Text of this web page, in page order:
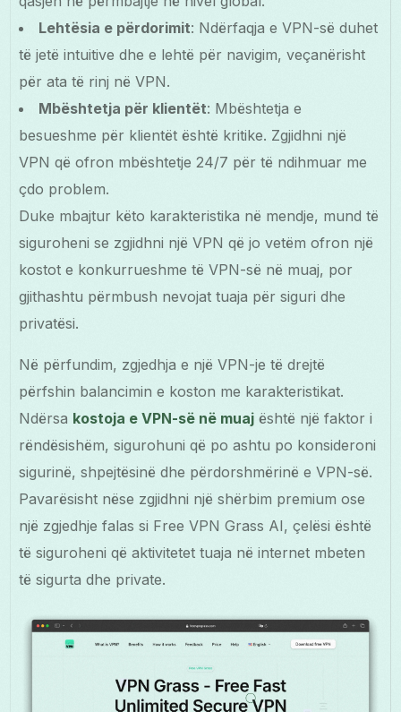
Lehtësia e përdorimit: Ndërfaqja e VPN-së duhet
të jetë intuitive dhe e lehtë për navigim, veçanërisht
për ata të rinj në VPN.
Mbështetja për klientët: Mbështetja e
besueshme për klientët është kritike. Zgjidhni një
VPN që ofron mbështetje 24/7 për të ndihmuar me
çdo problem.
Duke mbajtur këto karakteristika në mendje, mund të
siguroheni se zgjidhni një VPN që jo vetëm ofron një
kostot e konkurrueshme të VPN-së në muaj, por
gjithashtu përmbush nevojat tuaja për siguri dhe
privatësi.
Në përfundim, zgjedhja e një VPN-je të drejtë
përfshin balancimin e koston me karakteristikat.
Ndërsa kostoja e VPN-së në muaj është një faktor i
rëndësishëm, sigurohuni që po ashtu po konsideroni
sigurinë, shpejtësinë dhe përdorshmërinë e VPN-së.
Pavarësisht nëse zgjidhni një shërbim premium ose
një zgjedhje falas si Free VPN Grass AI, çelësi është
të siguroheni që aktivitetet tuaja në internet mbeten
të sigurta dhe private.